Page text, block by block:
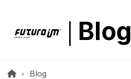
Blog
Blog